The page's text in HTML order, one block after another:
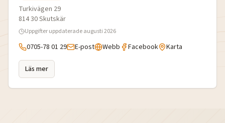
Turkivägen 29
814 30Skutskär
Uppgifter uppdateradeaugusti 2026
0705-78 01 29 E-post Webb Facebook Karta
Läs mer